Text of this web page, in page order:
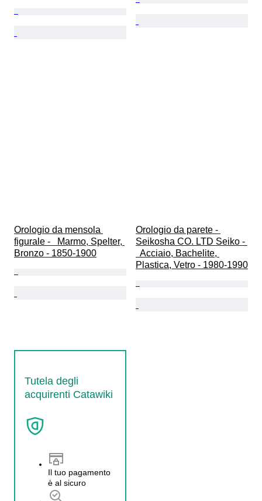
Orologio da mensola
figurale -   Marmo, Spelter,
Bronzo - 1850-1900
Orologio da parete -
Seikosha CO. LTD Seiko -
  Acciaio, Bachelite,
Plastica, Vetro - 1980-1990
Tutela degli
acquirenti Catawiki
Il tuo pagamento
è al sicuro